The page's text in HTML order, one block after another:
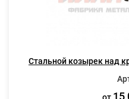
Стальной козырек над
15